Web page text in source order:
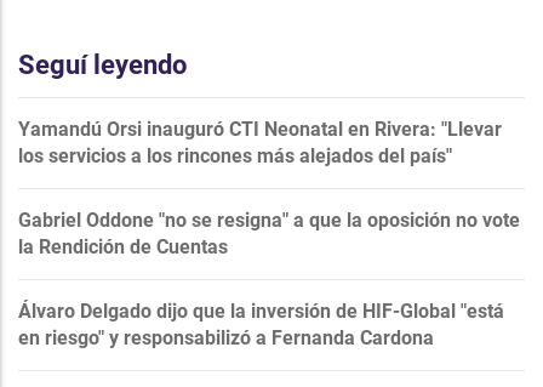
Seguí leyendo
Yamandú Orsi inauguró CTI Neonatal en Rivera: "Llevar
los servicios a los rincones más alejados del país"
Gabriel Oddone "no se resigna" a que la oposición no vote
la Rendición de Cuentas
Álvaro Delgado dijo que la inversión de HIF-Global "está
en riesgo" y responsabilizó a Fernanda Cardona